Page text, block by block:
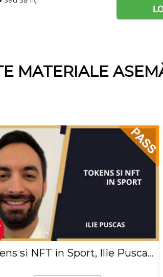
MATERIALE
Tokens si NFT in Sport, Ilie Puscas (2022)